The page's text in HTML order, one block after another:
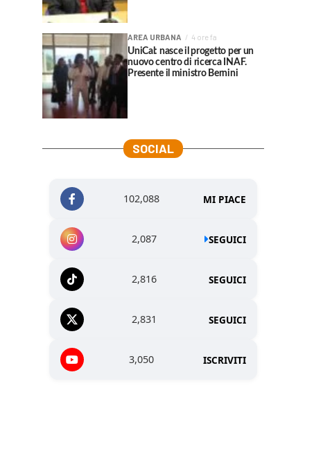
AREA URBANA 4 ore fa
UniCal: nasce il progetto per un
nuovo centro di ricerca INAF.
Presente il ministro Bernini
SOCIAL
102,088 MI PIACE
2,087 SEGUICI
2,816 SEGUICI
2,831 SEGUICI
3,050 ISCRIVITI